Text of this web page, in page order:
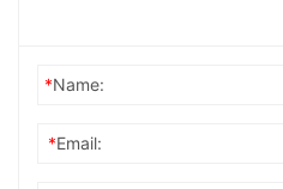
*Name:
*Email: